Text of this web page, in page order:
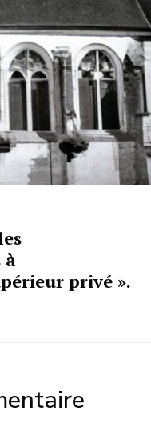
à
privé ».